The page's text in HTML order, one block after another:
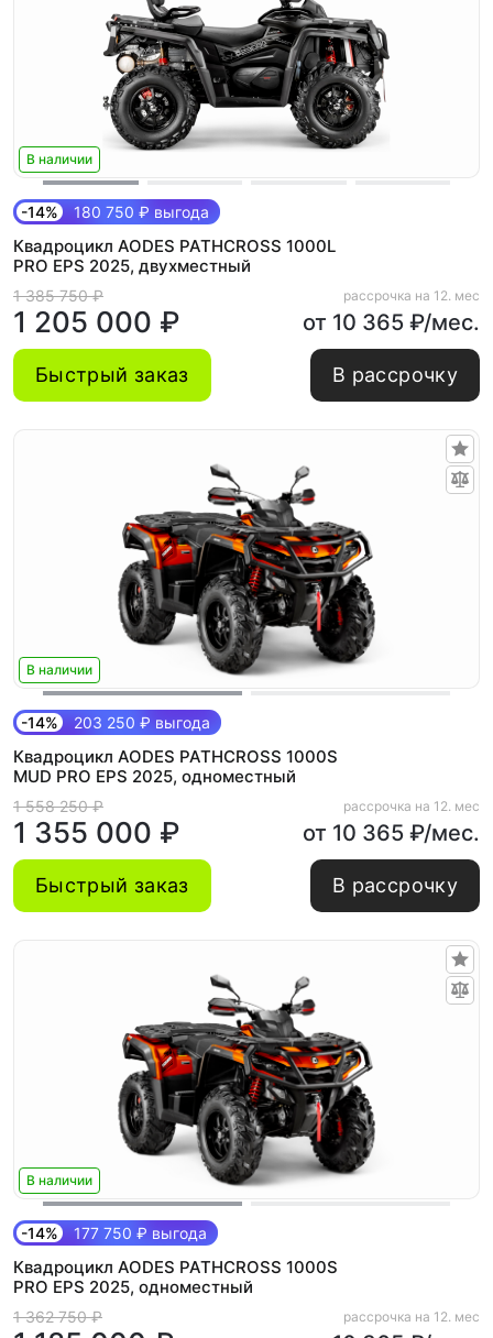
В наличии
-14% 180 750 ₽ выгода
Квадроцикл AODES PATHCROSS 1000L
PRO EPS 2025, двухместный
1 385 750 ₽
1 205 000 ₽
рассрочка на 12. мес
от 10 365 ₽/мес.
Быстрый заказ В рассрочку
В наличии
-14% 203 250 ₽ выгода
Квадроцикл AODES PATHCROSS 1000S
MUD PRO EPS 2025, одноместный
1 558 250 ₽
1 355 000 ₽
рассрочка на 12. мес
от 10 365 ₽/мес.
Быстрый заказ В рассрочку
В наличии
-14% 177 750 ₽ выгода
Квадроцикл AODES PATHCROSS 1000S
PRO EPS 2025, одноместный
1 362 750 ₽ рассрочка на 12. мес